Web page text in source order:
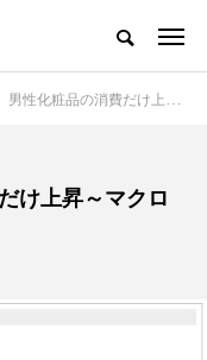
品の消費だけ上昇～マクロミル定点観測
け上昇～マクロ